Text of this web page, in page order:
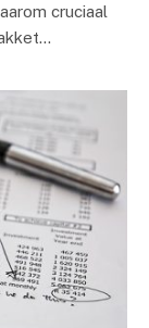
cruciaal